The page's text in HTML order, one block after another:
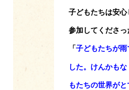
子どもたちは安
参加してくださ
「 子どもたちが
した。 けんかも
もたちの世界がと